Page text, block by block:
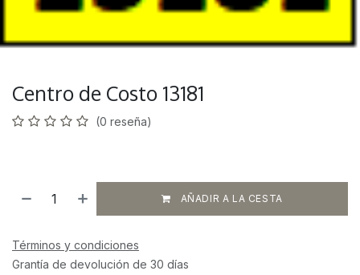
Centro de Costo 13181
(0 reseña)
AÑADIR A LA CESTA
Términos y condiciones
Grantía de devolución de 30 días